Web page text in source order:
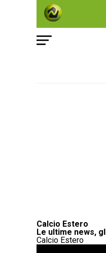
Calcio Estero
Le ultime news,
Calcio Estero